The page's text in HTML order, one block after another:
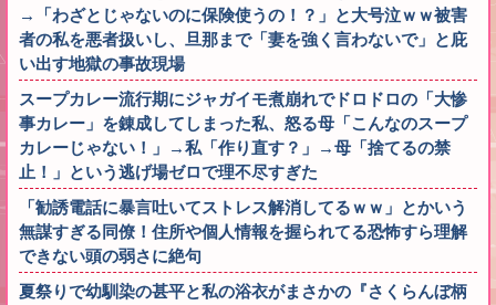
→「わざとじゃないのに保険使うの！？」と大号泣ｗｗ被害
者の私を悪者扱いし、旦那まで「妻を強く言わないで」と庇
い出す地獄の事故現場
スープカレー流行期にジャガイモ煮崩れでドロドロの「大惨
事カレー」を錬成してしまった私、怒る母「こんなのスープ
カレーじゃない！」→私「作り直す？」→母「捨てるの禁
止！」という逃げ場ゼロで理不尽すぎた
「勧誘電話に暴言吐いてストレス解消してるｗｗ」とかいう
無謀すぎる同僚！住所や個人情報を握られてる恐怖すら理解
できない頭の弱さに絶句
夏祭りで幼馴染の甚平と私の浴衣がまさかの『さくらんぼ柄